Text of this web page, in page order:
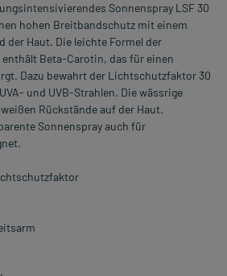
Sonnenspray LSF 30
hohen Breitbandschutz mit einem
der Haut. Die leichte Formel der
Beta-Carotin, das für einen
Dazu bewahrt der Lichtschutzfaktor 30
und UVB-Strahlen. Die wässrige
Rückstände auf der Haut.
Sonnenspray auch für